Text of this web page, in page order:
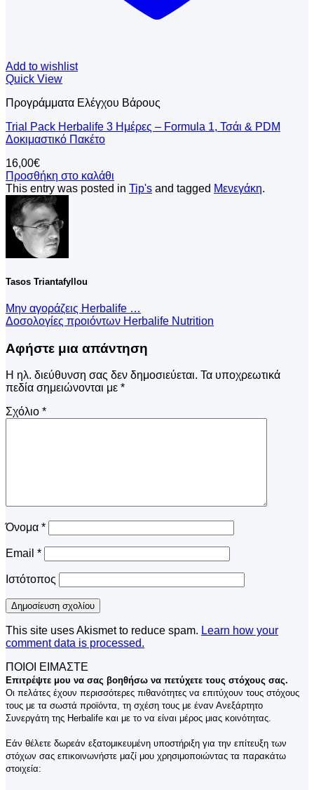
Add to wishlist
Quick View
Προγράμματα Ελέγχου Βάρους
Trial Pack Herbalife 3 Ημέρες – Formula 1, Τσάι & PDM
Δοκιμαστικό Πακέτο
16,00€
Προσθήκη στο καλάθι
This entry was posted in Tip's and tagged Μενεγάκη.
Tasos Triantafyllou
Μην αγοράζεις Herbalife …
Δοσολογίες προιόντων Herbalife Nutrition
Αφήστε μια απάντηση
Η ηλ. διεύθυνση σας δεν δημοσιεύεται. Τα υποχρεωτικά
πεδία σημειώνονται με *
Σχόλιο *
Όνομα *
Email *
Ιστότοπος
This site uses Akismet to reduce spam. Learn how your
comment data is processed.
ΠΟΙΟΙ ΕΙΜΑΣΤΕ
Επιτρέψτε μου να σας βοηθήσω να πετύχετε τους στόχους σας.
Οι πελάτες έχουν περισσότερες πιθανότητες να επιτύχουν τους στόχους
τους με τα σωστά προϊόντα, τη σχέση τους με έναν Ανεξάρτητο
Συνεργάτη της Herbalife και με το να είναι μέρος μιας κοινότητας.
Εάν θέλετε δωρεάν εξατομικευμένη υποστήριξη για την επίτευξη των
στόχων σας επικοινωνήστε μαζί μου χρησιμοποιώντας τα παρακάτω
στοιχεία: